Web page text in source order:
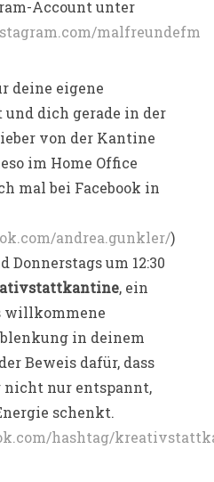
Account unter
malfreundefm
deine eigene
dich gerade in der
von der Kantine
im Home Office
mal bei Facebook in
andrea.gunkler/)
Donnerstags um 12:30
, ein
willkommene
in deinem
Beweis dafür, dass
nur entspannt,
schenkt.
hashtag/